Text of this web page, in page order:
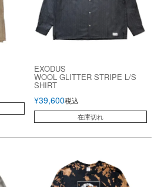
EXODUS
WOOL GLITTER STRIPE L/S
SHIRT
¥39,600税込
在庫切れ